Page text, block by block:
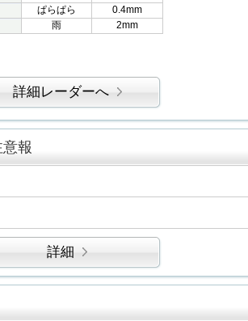
ぱらぱら
0.4mm
雨 2mm
詳細レーダーへ
報
詳細